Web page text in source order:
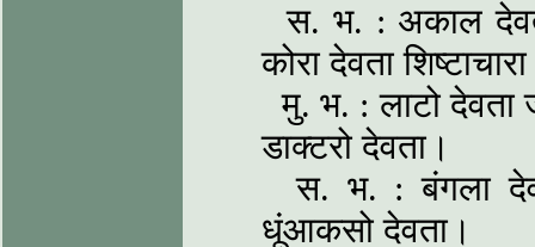
स. भ. : अकाल देवता
कोरा देवता
मु. भ. : लाटो देवता
डाक्टरो देवता।
स. भ. : बंगला
धूंआकसो देवता।